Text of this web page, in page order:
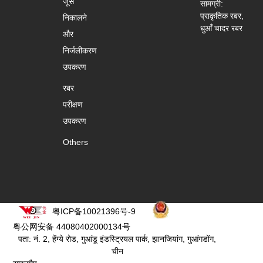
निकालने
और
निर्जलीकरण
उपकरण
रबर
परीक्षण
उपकरण
Others
सामग्री:
प्राकृतिक रबर,
धुआँ चादर रबर
粤ICP备10021396号-9
粤公网安备 44080402000134号
पता: नं. 2, हेंग्ये रोड, गुआंडू इंडस्ट्रियल पार्क, झानजियांग, गुआंगडोंग,
चीन